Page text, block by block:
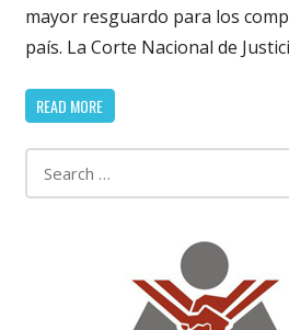
mayor resguardo para los
país. La Corte Nacional de
READ MORE